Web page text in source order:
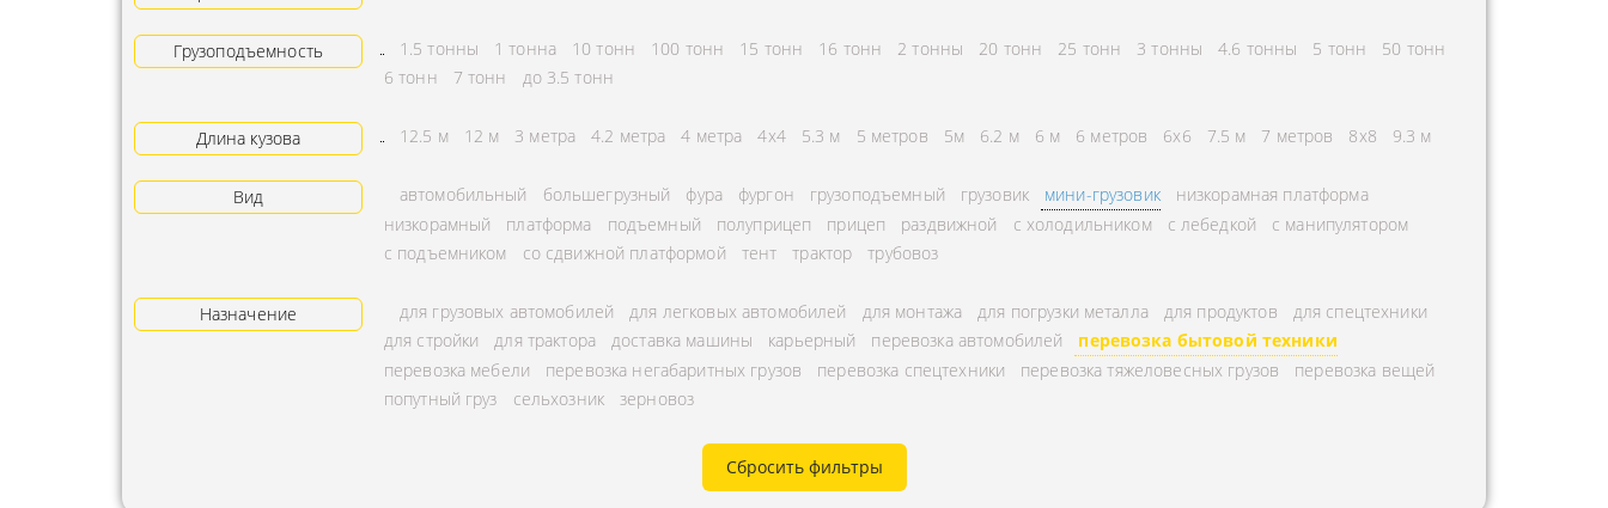
АРЕНДА ТРАКТОРА
УСЛУГИ АВТОКРАНА
АВИАПЕРЕВОЗКА
ГРУЗОПЕРЕВОЗКИ
ПЕРЕВОЗКИ
ЭКСПЕДИТОРА
ПЕРЕВОЗКА МУКИ
ПЕРЕВОЗКА КИСЛОРОДНЫХ
БАЛЛОНОВ
ГОРОДСКИЕ
МЕЖДУГОРОДНЫЕ
ПЕРЕВОЗКИ В
Грузоподъемность 1.5 тонны 1 тонна 10 тонн 100 тонн 15 тонн 16 тонн 2 тонны 20 тонн 25 тонн 3 тонны 4.6 тонны 5 тонн
50 тонн
6 тонн
7 тонн до 3.5 тонн
Длина кузова 12.5 м 12 м 3 метра 4.2 метра 4 метра 4x4 5.3 м 5 метров 5м 6.2 м 6 м 6 метров 6х6 7.5 м 7 метров 8х8 9.3 м
Вид автомобильный большегрузный фура фургон грузоподъемный грузовик мини-грузовик
низкорамная платформа
низкорамный
платформа подъемный полуприцеп прицеп раздвижной с холодильником с лебедкой
с манипулятором
с подъемником
со сдвижной платформой тент трактор трубовоз
Назначение для грузовых автомобилей для легковых автомобилей для монтажа для погрузки металла для продуктов
для спецтехники
для стройки
для трактора доставка машины карьерный перевозка автомобилей
перевозка бытовой техники
перевозка мебели
перевозка негабаритных грузов перевозка спецтехники перевозка тяжеловесных грузов
перевозка вещей
попутный груз
сельхозник зерновоз
Сбросить фильтры